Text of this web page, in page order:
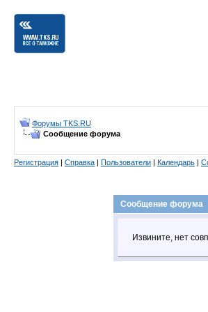
Форумы TKS.RU
Сообщение форума
Регистрация | Справка | Пользователи | Календарь |
Сообщение форума
Извините, нет